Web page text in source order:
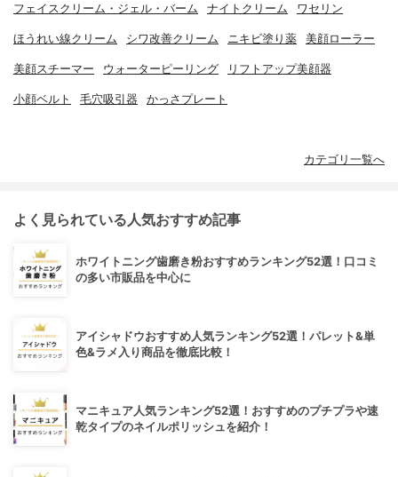
フェイスクリーム・ジェル・バーム ナイトクリーム ワセリン
ほうれい線クリーム シワ改善クリーム ニキビ塗り薬 美顔ローラー
美顔スチーマー ウォーターピーリング リフトアップ美顔器
小顔ベルト 毛穴吸引器 かっさプレート
カテゴリ一覧へ
よく見られている人気おすすめ記事
ホワイトニング歯磨き粉おすすめランキング52選！口コミ
の多い市販品を中心に
アイシャドウおすすめ人気ランキング52選！パレット&単
色&ラメ入り商品を徹底比較！
マニキュア人気ランキング52選！おすすめのプチプラや速
乾タイプのネイルポリッシュを紹介！